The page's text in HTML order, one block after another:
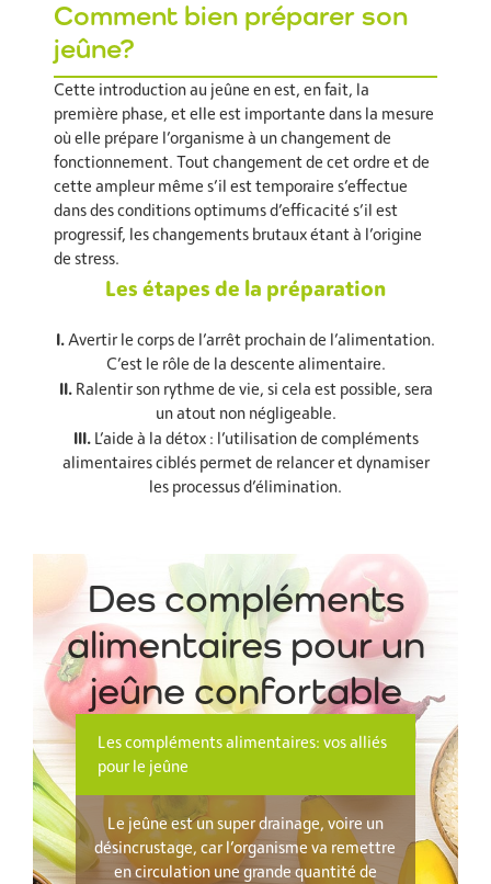
Comment bien préparer son
jeûne?
Cette introduction au jeûne en est, en fait, la
première phase, et elle est importante dans la mesure
où elle prépare l’organisme à un changement de
fonctionnement. Tout changement de cet ordre et de
cette ampleur même s’il est temporaire s’effectue
dans des conditions optimums d’efficacité s’il est
progressif, les changements brutaux étant à l’origine
de stress.
Les étapes de la préparation
I.Avertir le corps de l’arrêt prochain de l’alimentation.
C’est le rôle de la descente alimentaire.
II. Ralentir son rythme de vie, si cela est possible, sera
un atout non négligeable.
III. L’aide à la détox : l’utilisation de compléments
alimentaires ciblés permet de relancer et dynamiser
les processus d’élimination.
Des compléments
alimentaires pour un
jeûne confortable
Les compléments alimentaires: vos alliés
pour le jeûne
Le jeûne est un super drainage, voire un
désincrustage, car l’organisme va remettre
en circulation une grande quantité de